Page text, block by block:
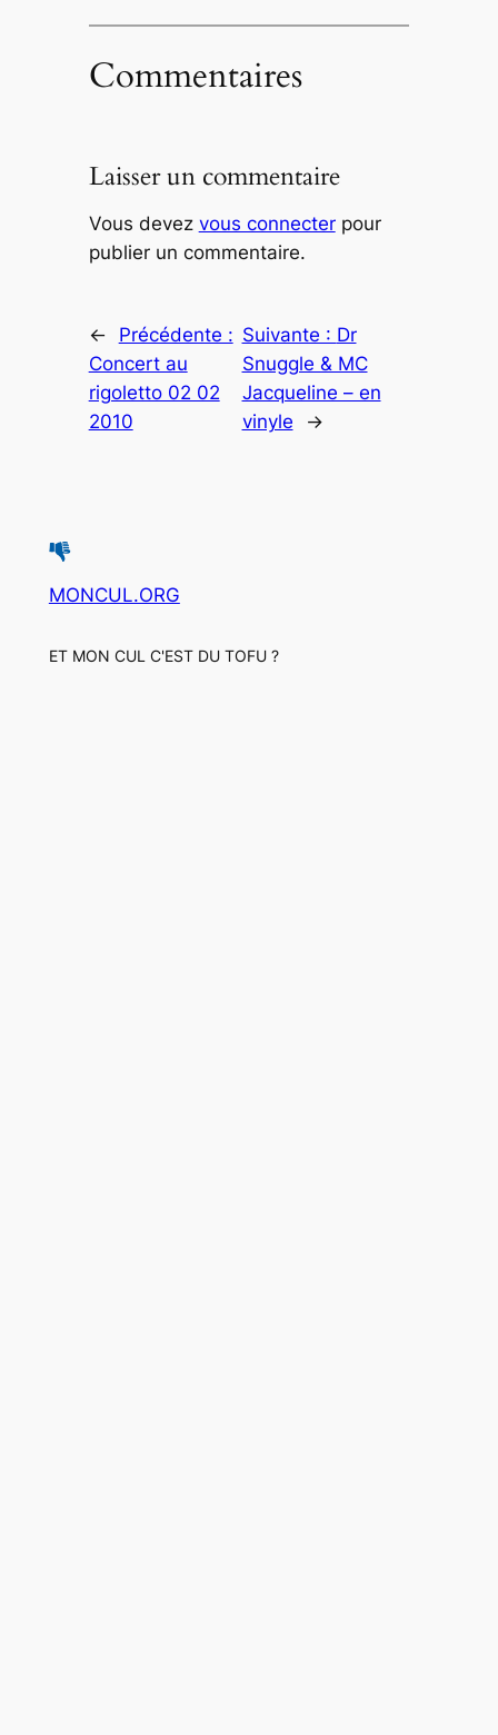
Commentaires
Laisser un commentaire
Vous devez vous connecterpour
publier un commentaire.
←
Précédente :
Concert au
rigoletto 02 02
2010
Suivante : Dr
Snuggle & MC
Jacqueline – en
vinyle
→
MONCUL.ORG
ET MON CUL C'EST DU TOFU ?